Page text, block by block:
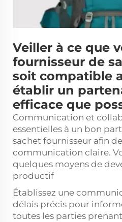
Veiller à ce que
fournisseur de
soit compatible
établir un
efficace que
Communication et
essentielles à un bon
sachet fournisseur afin
communication claire.
quelques moyens de
productif
Établissez une
délais précis pour
toutes les parties